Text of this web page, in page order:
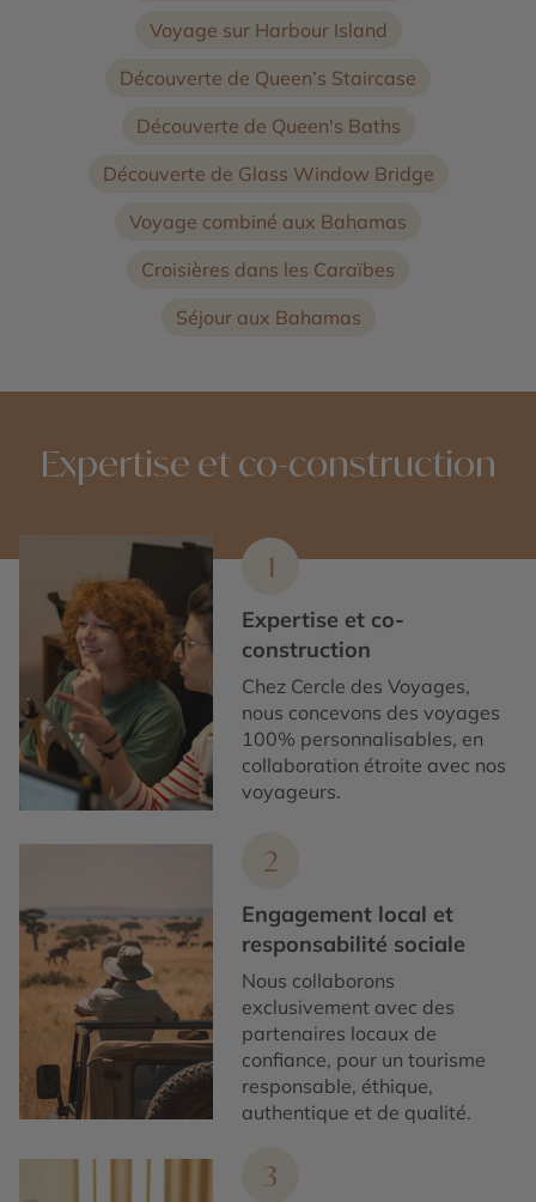
Voyage sur Harbour Island
Découverte de Queen’s Staircase
Découverte de Queen's Baths
Découverte de Glass Window Bridge
Voyage combiné aux Bahamas
Croisières dans les Caraïbes
Séjour aux Bahamas
Expertise et co-construction
1
Expertise et co-
construction
Chez Cercle des Voyages,
nous concevons des voyages
100% personnalisables, en
collaboration étroite avec nos
voyageurs.
2
Engagement local et
responsabilité sociale
Nous collaborons
exclusivement avec des
partenaires locaux de
confiance, pour un tourisme
responsable, éthique,
authentique et de qualité.
3